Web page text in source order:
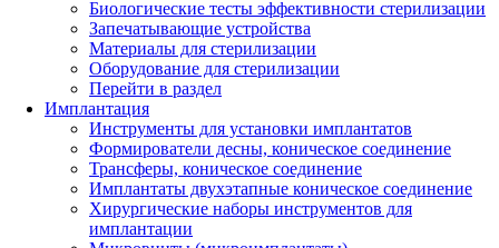
Биологические тесты эффективности стерилизации
Запечатывающие устройства
Материалы для стерилизации
Оборудование для стерилизации
Перейти в раздел
Имплантация
Инструменты для установки имплантатов
Формирователи десны, коническое соединение
Трансферы, коническое соединение
Имплантаты двухэтапные коническое соединение
Хирургические наборы инструментов для
имплантации